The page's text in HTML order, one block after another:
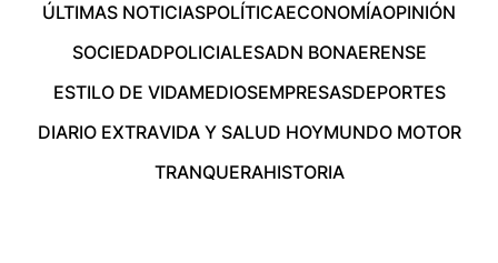
ÚLTIMAS NOTICIASPOLÍTICAECONOMÍAOPINIÓN
SOCIEDADPOLICIALESADN BONAERENSE
ESTILO DE VIDAMEDIOSEMPRESASDEPORTES
DIARIO EXTRAVIDA Y SALUD HOYMUNDO MOTOR
TRANQUERAHISTORIA